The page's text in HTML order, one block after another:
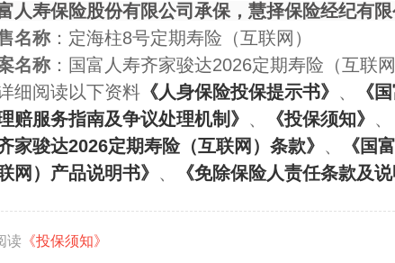
人寿保险股份有限公司承保，慧择保险经纪有限
名称：定海柱8号定期寿险（互联网）
名称：国富人寿齐家骏达2026定期寿险（互联网
细阅读以下资料《人身保险投保提示书》 、
《
理赔服务指南及争议处理机制》 、 《投保须知》 、
家骏达2026定期寿险（互联网）条款》 、
《国
网）产品说明书》 、 《免除保险人责任条款及说
读 《投保须知》